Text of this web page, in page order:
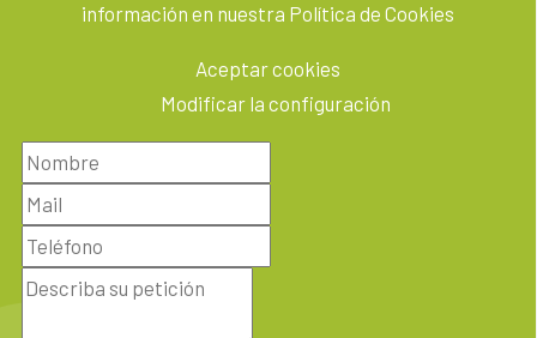
información en nuestra Política de Cookies
Aceptar cookies
Modificar la configuración